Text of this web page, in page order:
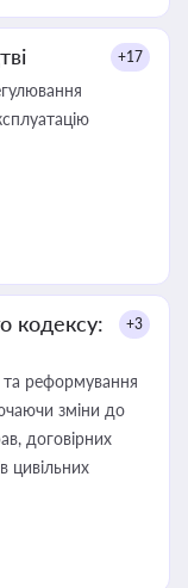
+17
кодексу:
+3
реформування
зміни до
договірних
цивільних